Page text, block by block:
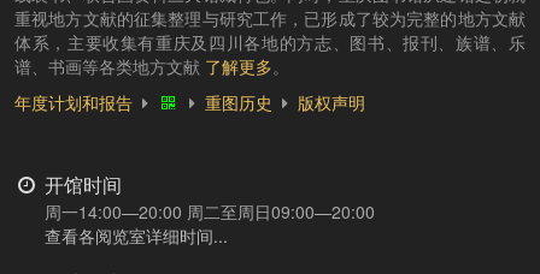
重视地方文献的征集整理与研究工作，已形成了较为完整的地方文献
体系，主要收集有重庆及四川各地的方志、图书、报刊、族谱、乐
谱、书画等各类地方文献 了解更多。
年度计划和报告
重图历史 版权声明
开馆时间
周一14:00—20:00 周二至周日09:00—20:00
查看各阅览室详细时间...